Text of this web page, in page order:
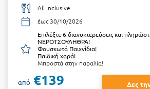
All Inclusive
έως 30/10/2026
Επιλέξτε 6 διανυκτερεύσεις και
ΝΕΡΟΤΣΟΥΛΗΘΡΑ!
Φουσκωτά Παιχνίδια!
Παιδική χαρά!
Μπροστά στην παραλία!
από €139 Δες